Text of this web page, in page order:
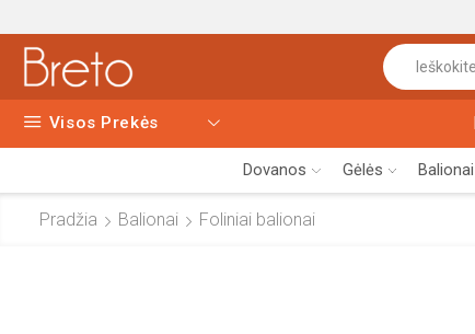
Visos Prekės
Dovanos Gėlės Balionai
Pradžia Balionai Foliniai balionai